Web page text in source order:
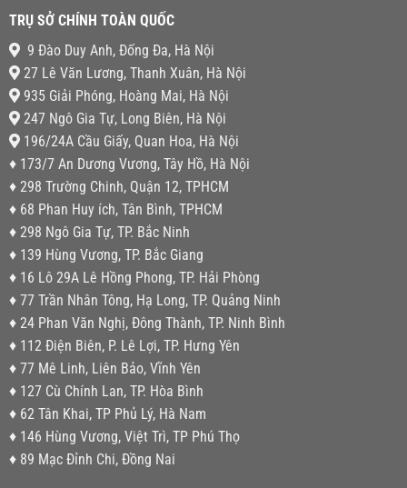
TRỤ SỞ CHÍNH TOÀN QUỐC
9 Đào Duy Anh, Đống Đa, Hà Nội
27 Lê Văn Lương, Thanh Xuân, Hà Nội
935 Giải Phóng, Hoàng Mai, Hà Nội
247 Ngô Gia Tự, Long Biên, Hà Nội
196/24A Cầu Giấy, Quan Hoa, Hà Nội
♦ 173/7 An Dương Vương, Tây Hồ, Hà Nội
♦ 298 Trường Chinh, Quận 12, TPHCM
♦ 68 Phan Huy ích, Tân Bình, TPHCM
♦ 298 Ngô Gia Tự, TP. Bắc Ninh
♦ 139 Hùng Vương, TP. Bắc Giang
♦ 16 Lô 29A Lê Hồng Phong, TP. Hải Phòng
♦ 77 Trần Nhân Tông, Hạ Long, TP. Quảng Ninh
♦ 24 Phan Văn Nghị, Đông Thành, TP. Ninh Bình
♦ 112 Điện Biên, P. Lê Lợi, TP. Hưng Yên
♦ 77 Mê Linh, Liên Bảo, Vĩnh Yên
♦ 127 Cù Chính Lan, TP. Hòa Bình
♦ 62 Tân Khai, TP Phủ Lý, Hà Nam
♦ 146 Hùng Vương, Việt Trì, TP Phú Thọ
♦ 89 Mạc Đỉnh Chi, Đồng Nai